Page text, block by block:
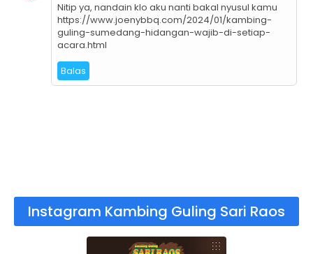
Nitip ya, nandain klo aku nanti bakal nyusul kamu
https://www.joenybbq.com/2024/01/kambing-
guling-sumedang-hidangan-wajib-di-setiap-
acara.html
Balas
Instagram Kambing Guling Sari Raos